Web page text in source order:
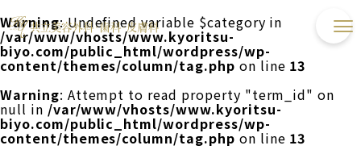
Warning: Undefined variable $category in
/var/www/vhosts/www.kyoritsu-
biyo.com/public_html/wordpress/wp-
content/themes/column/tag.php on line 13
Warning: Attempt to read property "term_id" on
null in /var/www/vhosts/www.kyoritsu-
biyo.com/public_html/wordpress/wp-
content/themes/column/tag.php on line 13